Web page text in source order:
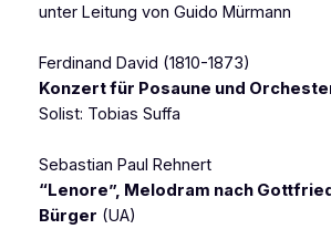
unter Leitung von Guido Mürmann
Ferdinand David (1810-1873)
Konzert für Posaune und
Solist: Tobias Suffa
Sebastian Paul Rehnert
“Lenore”, Melodram nach
Bürger (UA)